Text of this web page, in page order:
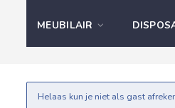
MEUBILAIR
Helaas kun je niet als gast